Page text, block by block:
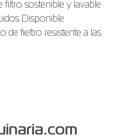
filtro sostenible y lavable
Disponible
de fieltro resistente a las